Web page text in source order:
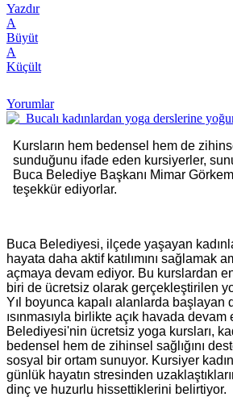
Yazdır
A
Büyüt
A
Küçült
Yorumlar
Kursların hem bedensel hem de
sunduğunu ifade eden kursiyerler,
Buca Belediye Başkanı Mimar
teşekkür ediyorlar.
Buca Belediyesi, ilçede yaşayan
hayata daha aktif katılımını sağlamak
açmaya devam ediyor. Bu kurslardan
biri de ücretsiz olarak gerçekleştirilen
Yıl boyunca kapalı alanlarda başlayan
ısınmasıyla birlikte açık havada devam
Belediyesi'nin ücretsiz yoga kursları,
bedensel hem de zihinsel sağlığını
sosyal bir ortam sunuyor. Kursiyer
günlük hayatın stresinden
dinç ve huzurlu hissettiklerini belirtiyor.